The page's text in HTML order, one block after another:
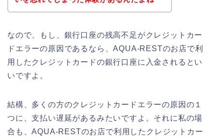
なので、もし、銀行口座の残高不足がクレジットカー
ドエラーの原因であるなら、AQUA-RESTのお店で利
用したクレジットカードの銀行口座に入金されるとい
いですよ。
結構、多くの方のクレジットカードエラーの原因の１
つに、支払い遅延があるみたいですよ。それに私の場
合も、AQUA-RESTのお店で利用したクレジットカー